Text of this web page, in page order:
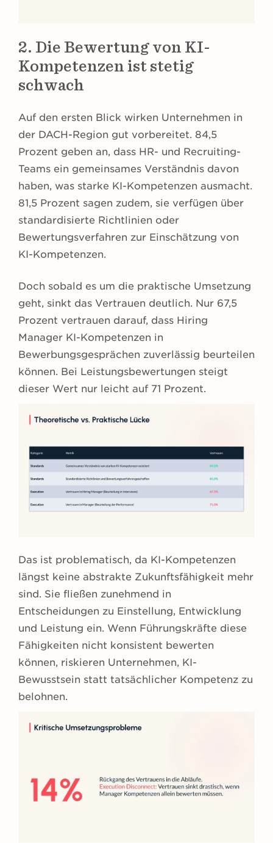
2. Die Bewertung von KI-
Kompetenzen ist stetig
schwach
Auf den ersten Blick wirken Unternehmen in
der DACH-Region gut vorbereitet. 84,5
Prozent geben an, dass HR- und Recruiting-
Teams ein gemeinsames Verständnis davon
haben, was starke KI-Kompetenzen ausmacht.
81,5 Prozent sagen zudem, sie verfügen über
standardisierte Richtlinien oder
Bewertungsverfahren zur Einschätzung von
KI-Kompetenzen.
Doch sobald es um die praktische Umsetzung
geht, sinkt das Vertrauen deutlich. Nur 67,5
Prozent vertrauen darauf, dass Hiring
Manager KI-Kompetenzen in
Bewerbungsgesprächen zuverlässig beurteilen
können. Bei Leistungsbewertungen steigt
dieser Wert nur leicht auf 71 Prozent.
Das ist problematisch, da KI-Kompetenzen
längst keine abstrakte Zukunftsfähigkeit mehr
sind. Sie fließen zunehmend in
Entscheidungen zu Einstellung, Entwicklung
und Leistung ein. Wenn Führungskräfte diese
Fähigkeiten nicht konsistent bewerten
können, riskieren Unternehmen, KI-
Bewusstsein statt tatsächlicher Kompetenz zu
belohnen.